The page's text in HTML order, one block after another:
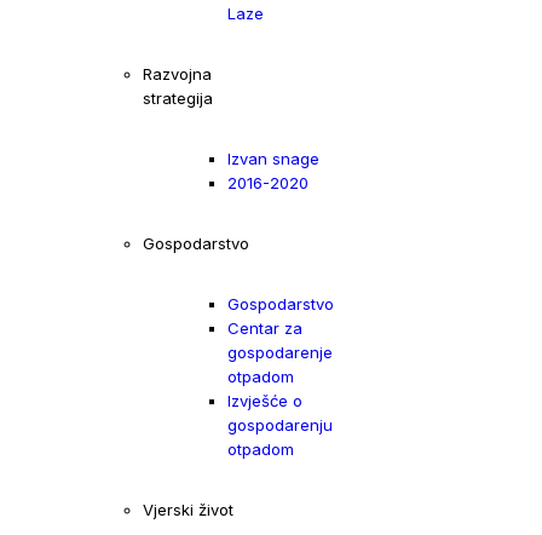
Laze
Razvojna
strategija
Izvan snage
2016-2020
Gospodarstvo
Gospodarstvo
Centar za
gospodarenje
otpadom
Izvješće o
gospodarenju
otpadom
Vjerski život